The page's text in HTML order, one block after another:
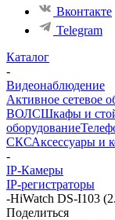
Вконтакте
Telegram
Каталог
-
Видеонаблюдение
Активное сетевое
ВОЛСШкафы и
оборудование
СКСАксессуары и
-
IP-Камеры
IP-регистраторы
-HiWatch DS-I103
Поделиться